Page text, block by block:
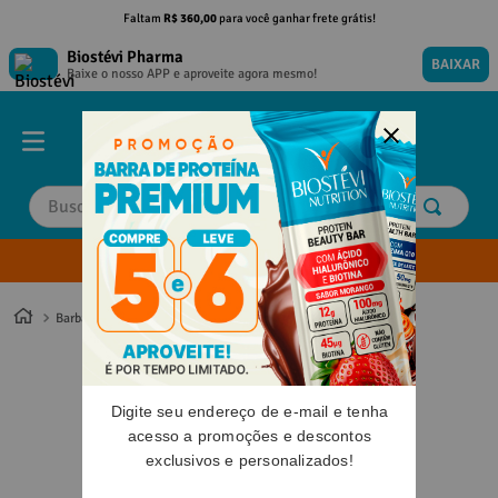
Faltam R$ 360,00para você ganhar frete grátis!
Biostévi Pharma
Baixe o nosso APP e aproveite agora mesmo! BAIXAR
Buscar
Envie sua Receita
Barba e Cabelo
TERMOS MAIS BUSCADOS
magnesio
omega 3
tadalafila
vitamina d
TERMOS MAIS BUSCADOS
magnesio
omega 3
tadalafila
vitamina dDigite seu endereço de e-mail e tenha
acesso a promoções e descontos
exclusivos e personalizados!